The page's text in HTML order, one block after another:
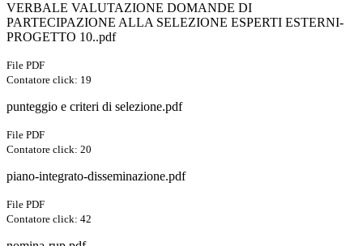
VERBALE VALUTAZIONE DOMANDE DI
PARTECIPAZIONE ALLA SELEZIONE ESPERTI ESTERNI-
PROGETTO 10..pdf
File PDF
Contatore click: 19
punteggio e criteri di selezione.pdf
File PDF
Contatore click: 20
piano-integrato-disseminazione.pdf
File PDF
Contatore click: 42